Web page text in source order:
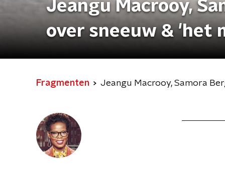
Jeangu Macrooy,
over sneeuw & 'het
Fragmenten Jeangu Macrooy, Samora